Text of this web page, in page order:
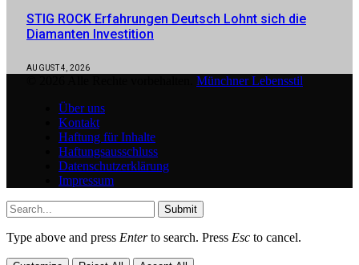
STIG ROCK Erfahrungen Deutsch Lohnt sich die
Diamanten Investition
AUGUST 4, 2026
Münchner Lebensstil
Über uns
Kontakt
Haftung für Inhalte
Haftungsausschluss
Datenschutzerklärung
Impressum
Submit
Type above and press Enterto search. Press Esc to cancel.